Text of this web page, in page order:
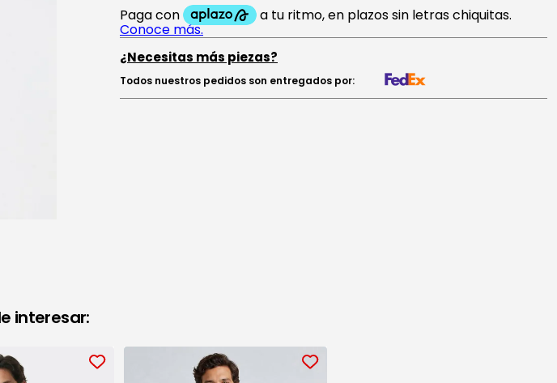
¿Necesitas más piezas?
Todos nuestros pedidos son entregados por:
interesar: